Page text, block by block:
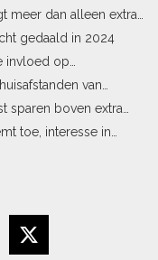
meer dan alleen extra
gedaald in 2024
invloed op
van
sparen boven extra
toe, interesse in